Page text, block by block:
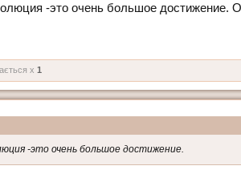
-это очень большое достижение.
x 1
-это очень большое достижение.